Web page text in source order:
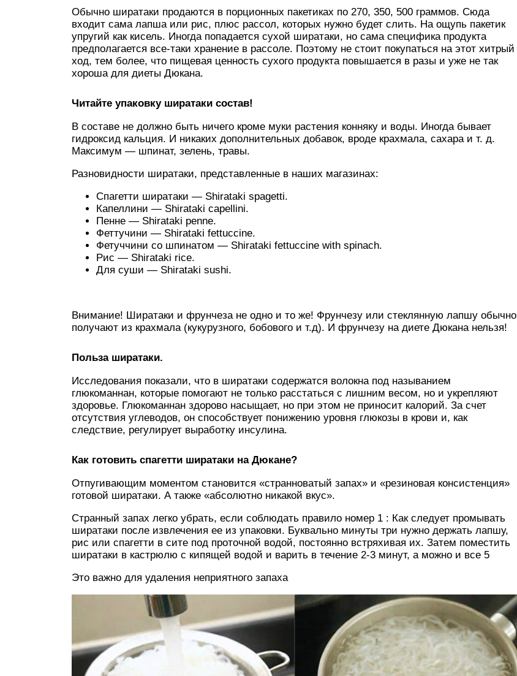
Обычно ширатаки продаются в порционных пакетиках по 270, 350, 500 граммов. Сюда
входит сама лапша или рис, плюс рассол, которых нужно будет слить. На ощупь пакетик
упругий как кисель. Иногда попадается сухой ширатаки, но сама специфика продукта
предполагается все-таки хранение в рассоле. Поэтому не стоит покупаться на этот хитрый
ход, тем более, что пищевая ценность сухого продукта повышается в разы и уже не так
хороша для диеты Дюкана.
Читайте упаковку ширатаки состав!
В составе не должно быть ничего кроме муки растения конняку и воды. Иногда бывает
гидроксид кальция. И никаких дополнительных добавок, вроде крахмала, сахара и т. д.
Максимум — шпинат, зелень, травы.
Разновидности ширатаки, представленные в наших магазинах:
Спагетти ширатаки — Shirataki spagetti.
Капеллини — Shirataki capellini.
Пенне — Shirataki penne.
Феттучини — Shirataki fettuccine.
Фетуччини со шпинатом — Shirataki fettuccine with spinach.
Рис — Shirataki rice.
Для суши — Shirataki sushi.
Внимание! Ширатаки и фрунчеза не одно и то же! Фрунчезу или стеклянную лапшу обычно
получают из крахмала (кукурузного, бобового и т.д). И фрунчезу на диете Дюкана нельзя!
Польза ширатаки.
Исследования показали, что в ширатаки содержатся волокна под называнием
глюкоманнан, которые помогают не только расстаться с лишним весом, но и укрепляют
здоровье. Глюкоманнан здорово насыщает, но при этом не приносит калорий. За счет
отсутствия углеводов, он способствует понижению уровня глюкозы в крови и, как
следствие, регулирует выработку инсулина.
Как готовить спагетти ширатаки на Дюкане?
Отпугивающим моментом становится «странноватый запах» и «резиновая консистенция»
готовой ширатаки. А также «абсолютно никакой вкус».
Странный запах легко убрать, если соблюдать правило номер 1 : Как следует промывать
ширатаки после извлечения ее из упаковки. Буквально минуты три нужно держать лапшу,
рис или спагетти в сите под проточной водой, постоянно встряхивая их. Затем поместить
ширатаки в кастрюлю с кипящей водой и варить в течение 2-3 минут, а можно и все 5
Это важно для удаления неприятного запаха